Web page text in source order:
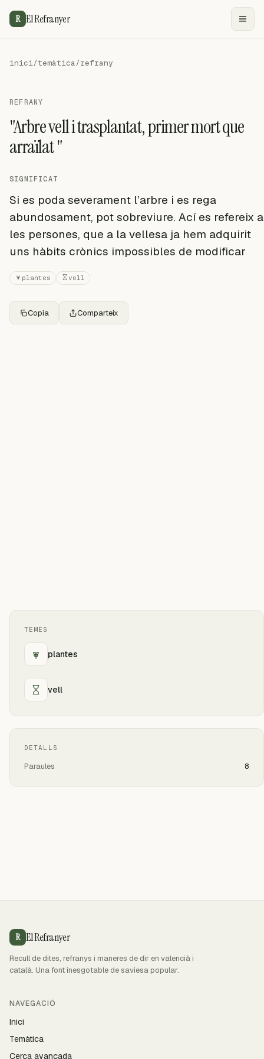
R El Refranyer
inici/temàtica/refrany
REFRANY
"Arbre vell i trasplantat, primer mort que
arraïlat "
SIGNIFICAT
Si es poda severament l’arbre i es rega
abundosament, pot sobreviure. Ací es refereix a
les persones, que a la vellesa ja hem adquirit
uns hàbits crònics impossibles de modificar
plantes vell
Copia Comparteix
TEMES
plantes
vell
DETALLS
Paraules 8
R El Refranyer
Recull de dites, refranys i maneres de dir en valencià i
català. Una font inesgotable de saviesa popular.
NAVEGACIÓ
Inici
Temàtica
Cerca avançada